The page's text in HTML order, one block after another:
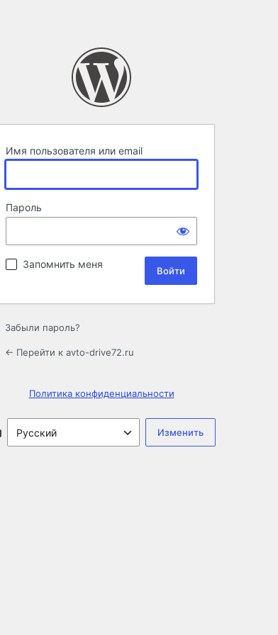
Имя пользователя или email
Пароль
Запомнить меня
Забыли пароль?
← Перейти к avto-drive72.ru
Политика конфиденциальности
Язык